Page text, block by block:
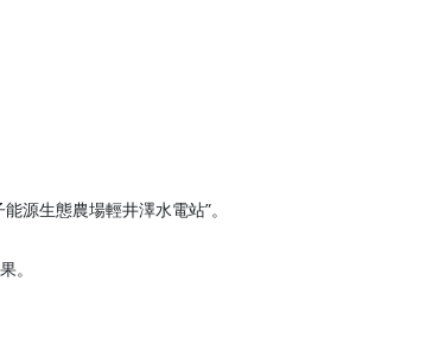
源生態農場輕井澤水電站”。
。